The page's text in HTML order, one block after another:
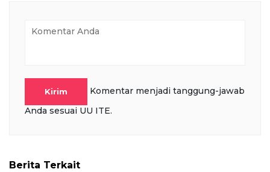
Kirim
Komentar menjadi tanggung-jawab
Anda sesuai UU ITE.
Berita Terkait